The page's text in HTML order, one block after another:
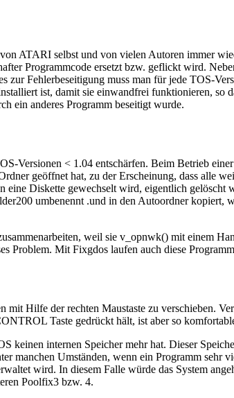
ATARI selbst und von vielen Autoren immer
Programmcode ersetzt bzw. geflickt wird.
Fehlerbeseitigung muss man für jede TOS-
ist, damit sie einwandfrei funktionieren, so
ein anderes Programm beseitigt wurde.
Versionen < 1.04 entschärfen. Beim Betrieb
geöffnet hat, zu der Erscheinung, dass alle
Diskette gewechselt wird, eigentlich gelöscht
umbenennt .und in den Autoordner
weil sie v_opnwk() mit einem
Problem. Mit Fixgdos laufen auch diese
Hilfe der rechten Maustaste zu verschieben.
Taste gedrückt hält, ist aber so
keinen internen Speicher mehr hat. Dieser
manchen Umständen, wenn ein Programm
wird. In diesem Falle würde das System
Poolfix3 bzw. 4.